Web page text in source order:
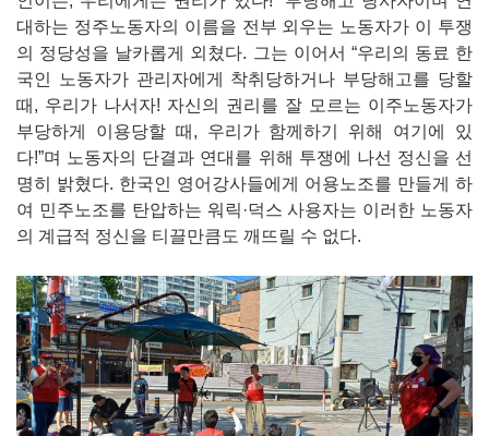
대하는 정주노동자의 이름을 전부 외우는 노동자가 이 투쟁
의 정당성을 날카롭게 외쳤다. 그는 이어서 “우리의 동료 한
국인 노동자가 관리자에게 착취당하거나 부당해고를 당할
때, 우리가 나서자! 자신의 권리를 잘 모르는 이주노동자가
부당하게 이용당할 때, 우리가 함께하기 위해 여기에 있
다!”며 노동자의 단결과 연대를 위해 투쟁에 나선 정신을 선
명히 밝혔다. 한국인 영어강사들에게 어용노조를 만들게 하
여 민주노조를 탄압하는 워릭·덕스 사용자는 이러한 노동자
의 계급적 정신을 티끌만큼도 깨뜨릴 수 없다.